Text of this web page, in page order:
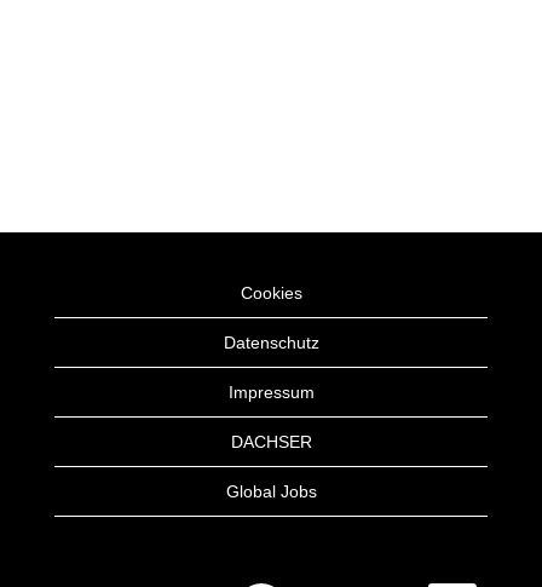
Cookies
Datenschutz
Impressum
DACHSER
Global Jobs